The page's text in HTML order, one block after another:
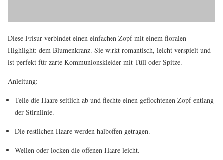
Diese Frisur verbindet einen einfachen Zopf mit einem floralen
Highlight: dem Blumenkranz. Sie wirkt romantisch, leicht verspielt und
ist perfekt für zarte Kommunionskleider mit Tüll oder Spitze.
Anleitung:
Teile die Haare seitlich ab und flechte einen geflochtenen Zopf entlang
der Stirnlinie.
Die restlichen Haare werden halboffen getragen.
Wellen oder locken die offenen Haare leicht.